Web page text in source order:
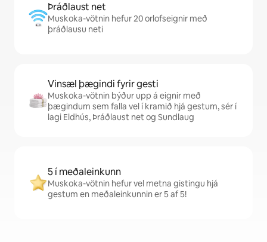
Þráðlaust net
Muskoka-vötnin hefur 20 orlofseignir með
þráðlausu neti
Vinsæl þægindi fyrir gesti
Muskoka-vötnin býður upp á eignir með
þægindum sem falla vel í kramið hjá gestum, sér í
lagi Eldhús, Þráðlaust net og Sundlaug
5 í meðaleinkunn
Muskoka-vötnin hefur vel metna gistingu hjá
gestum en meðaleinkunnin er 5 af 5!